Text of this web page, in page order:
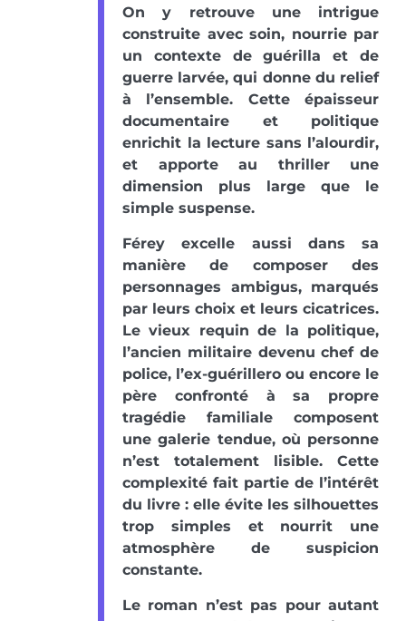
On y retrouve une intrigue
construite avec soin, nourrie par
un contexte de guérilla et de
guerre larvée, qui donne du relief
à l’ensemble. Cette épaisseur
documentaire et politique
enrichit la lecture sans l’alourdir,
et apporte au thriller une
dimension plus large que le
simple suspense.
Férey excelle aussi dans sa
manière de composer des
personnages ambigus, marqués
par leurs choix et leurs cicatrices.
Le vieux requin de la politique,
l’ancien militaire devenu chef de
police, l’ex-guérillero ou encore le
père confronté à sa propre
tragédie familiale composent
une galerie tendue, où personne
n’est totalement lisible. Cette
complexité fait partie de l’intérêt
du livre : elle évite les silhouettes
trop simples et nourrit une
atmosphère de suspicion
constante.
Le roman n’est pas pour autant